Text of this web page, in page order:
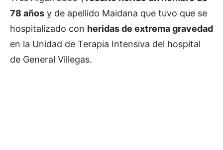
78 años y de apellido Maidana que tuvo que se
hospitalizado con heridas de extrema gravedad
en la Unidad de Terapia Intensiva del hospital
de General Villegas.